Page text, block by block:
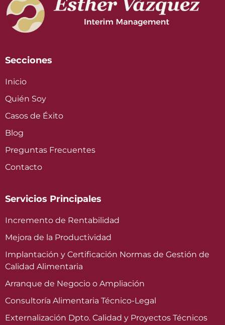
Secciones
Inicio
Quién Soy
Casos de Éxito
Blog
Preguntas Frecuentes
Contacto
Servicios Principales
Incremento de Rentabilidad
Mejora de la Productividad
Implantación y Certificación Normas de Gestión de
Calidad Alimentaria
Arranque de Negocio o Ampliación
Consultoría Alimentaria Técnico-Legal
Externalización Dpto. Calidad y Proyectos Técnicos